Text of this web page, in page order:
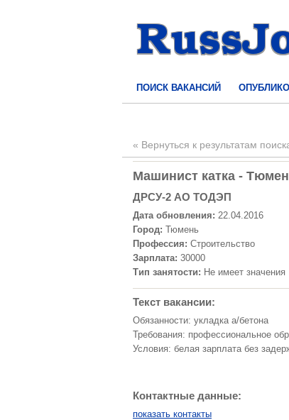
ПОИСК ВАКАНСИЙ
« Вернуться к результатам
Машинист катка -
ДРСУ-2 АО ТОДЭП
Дата обновления: 22.04.2016
Город: Тюмень
Профессия: Строительство
Зарплата: 30000
Тип занятости: Не имеет значения
Текст вакансии:
Обязанности: укладка а/бетона
Требования: профессиональное
Условия: белая зарплата без
Контактные данные:
показать контакты